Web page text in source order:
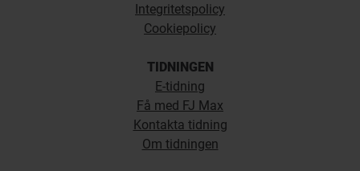
Integritetspolicy
Cookiepolicy
TIDNINGEN
E-tidning
Få med FJ Max
Kontakta tidning
Om tidningen